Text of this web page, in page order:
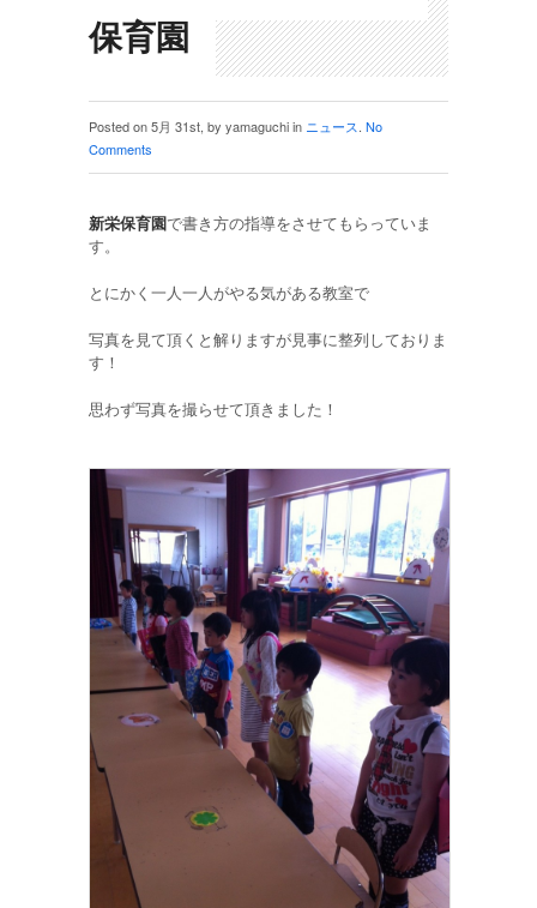
保育園
Posted on 5月 31st, by yamaguchi in ニュース. No
Comments
新栄保育園で書き方の指導をさせてもらっていま
す。
とにかく一人一人がやる気がある教室で
写真を見て頂くと解りますが見事に整列しておりま
す！
思わず写真を撮らせて頂きました！